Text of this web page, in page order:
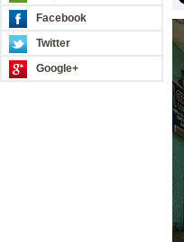
Facebook
Twitter
Google+